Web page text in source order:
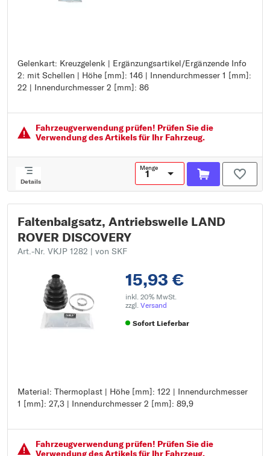
Gelenkart: Kreuzgelenk | Ergänzungsartikel/Ergänzende Info
2: mit Schellen | Höhe [mm]: 146 | Innendurchmesser 1 [mm]:
22 | Innendurchmesser 2 [mm]: 86
Gelenkart: Kreuzgelenk
Ergänzungsartikel/Ergänzende Info 2: mit Schellen
Höhe [mm]: 146
Innendurchmesser 2 [mm]: 86
Fahrzeugver­wendung prüfen! Prüfen Sie die
Verwendung des Artikels für Ihr Fahrzeug.
Details
Menge
Faltenbalgsatz, Antriebswelle LAND
ROVER DISCOVERY
Art.-Nr. VKJP 1282 | von SKF
15,93 €
inkl. 20% MwSt.
zzgl. Versand
Sofort Lieferbar
Material: Thermoplast | Höhe [mm]: 122 | Innendurchmesser
1 [mm]: 27,3 | Innendurchmesser 2 [mm]: 89,9
Material: Thermoplast
Höhe [mm]: 122
Innendurchmesser 2 [mm]: 89,9
Fahrzeugver­wendung prüfen! Prüfen Sie die
Verwendung des Artikels für Ihr Fahrzeug.